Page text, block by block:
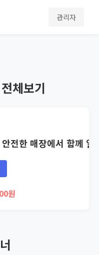
관리자
체보기
전한 매장에서 함께 일
원